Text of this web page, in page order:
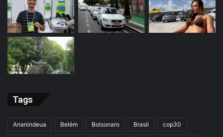
Tags
Ananindeua Belém Bolsonaro Brasil cop30